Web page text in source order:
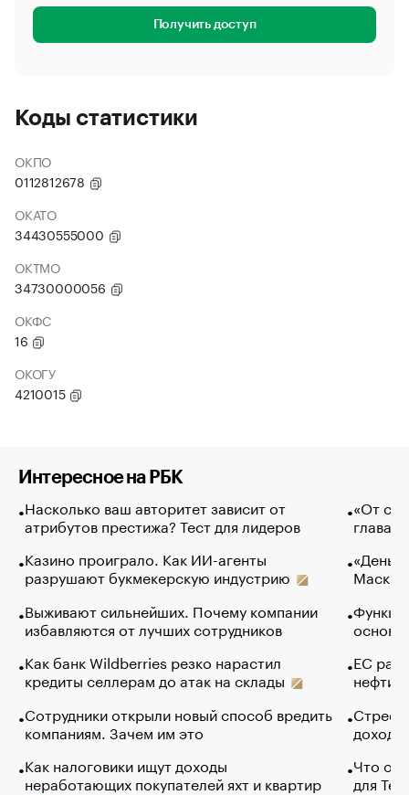
Получить доступ
Коды статистики
ОКПО
0112812678
ОКАТО
34430555000
ОКТМО
34730000056
ОКФС
16
ОКОГУ
4210015
Интересное на РБК
Насколько ваш авторитет зависит от
атрибутов престижа? Тест для лидеров
Казино проиграло. Как ИИ-агенты
разрушают букмекерскую индустрию
Выживают сильнейших. Почему компании
избавляются от лучших сотрудников
Как банк Wildberries резко нарастил
кредиты селлерам до атак на склады
Сотрудники открыли новый способ вредить
компаниям. Зачем им это
Как налоговики ищут доходы
неработающих покупателей яхт и квартир
«От
глава
Маск в
основ
ЕС
нефти
Что
для